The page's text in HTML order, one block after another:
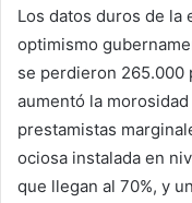
Los datos duros de la
optimismo
se perdieron 265.000
aumentó la
prestamistas
ociosa instalada en
que llegan al 70%, y